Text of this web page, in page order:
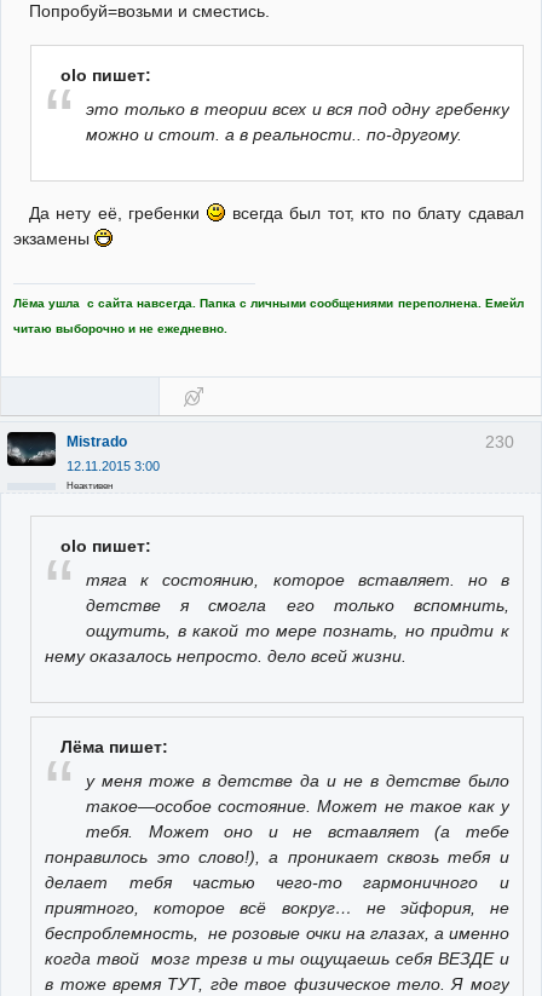
Попробуй=возьми и сместись.
olo пишет:
это только в теории всех и вся под одну гребенку
можно и стоит. а в реальности.. по-другому.
Да нету её, гребенки
всегда был тот, кто по блату сдавал
экзамены
Лёма ушла с сайта навсегда. Папка с личными сообщениями переполнена. Емейл
читаю выборочно и не ежедневно.
230
Mistrado
12.11.2015 3:00
Неактивен
olo пишет:
тяга к состоянию, которое вставляет. но в
детстве я смогла его только вспомнить,
ощутить, в какой то мере познать, но придти к
нему оказалось непросто. дело всей жизни.
Лёма пишет:
у меня тоже в детстве да и не в детстве было
такое—особое состояние. Может не такое как у
тебя. Может оно и не вставляет (а тебе
понравилось это слово!), а проникает сквозь тебя и
делает тебя частью чего-то гармоничного и
приятного, которое всё вокруг… не эйфория, не
беспроблемность, не розовые очки на глазах, а именно
когда твой мозг трезв и ты ощущаешь себя ВЕЗДЕ и
в тоже время ТУТ, где твое физическое тело. Я могу